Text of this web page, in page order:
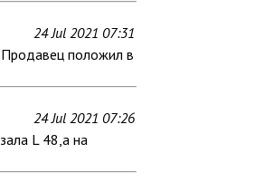
24 Jul 2021 07:31
Продавец положил в
24 Jul 2021 07:26
L 48,а на